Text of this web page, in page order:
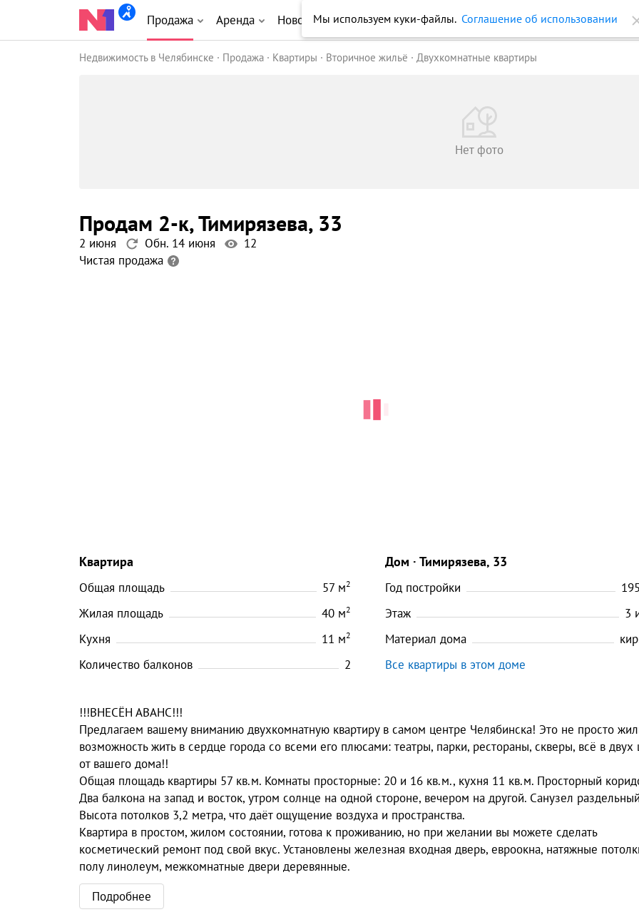
Продажа Аренда Новостройки Журнал Еще
Недвижимость в Челябинске Продажа Квартиры Вторичное жильё Двухкомнатные квартиры
Нет фото
продам 2-к, Тимирязева, 33
2 июня Обн. 14 июня 12
Чистая продажа
Квартира
Общая площадь 57 м2
Жилая площадь 40 м2
Кухня 11 м2
Количество балконов 2
Дом Тимирязева, 33
Год постройки
Этаж
3
Материал дома
Все квартиры в этом доме
!!!ВНЕСЁН АВАНС!!!
Предлагаем вашему вниманию двухкомнатную квартиру в самом центре Челябинска! Это не просто
возможность жить в сердце города со всеми его плюсами: театры, парки, рестораны, скверы, всё в двух
от вашего дома!!
Общая площадь квартиры 57 кв.м. Комнаты просторные: 20 и 16 кв.м., кухня 11 кв.м. Просторный
Два балкона на запад и восток, утром солнце на одной стороне, вечером на другой. Санузел
Высота потолков 3,2 метра, что даёт ощущение воздуха и пространства.
Квартира в простом, жилом состоянии, готова к проживанию, но при желании вы можете сделать
косметический ремонт под свой вкус. Установлены железная входная дверь, евроокна, натяжные
полу линолеум, межкомнатные двери деревянные.
Подробнее
Мы используем куки-файлы. Соглашение об использовании